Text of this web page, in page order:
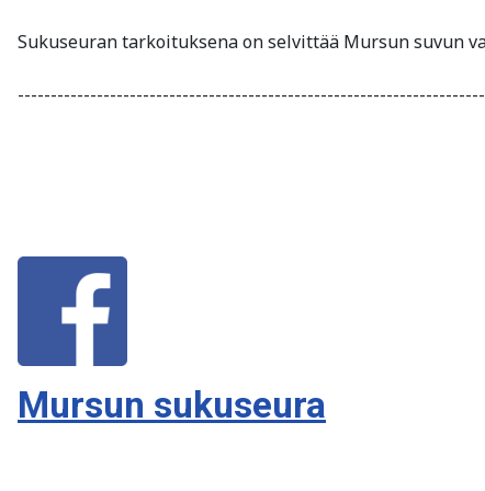
Sukuseuran tarkoituksena on selvittää Mursun suvun
Mursun sukuseura